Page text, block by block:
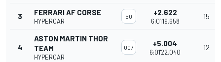
3 FERRARI AF CORSE
HYPERCAR
50 +2.622
6:01'19.658
15
4
ASTON MARTIN THOR
TEAM
HYPERCAR
007 +5.004
6:01'22.040
12